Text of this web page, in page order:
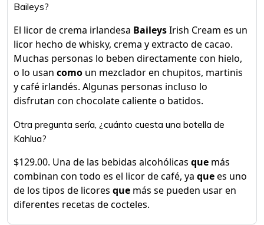
Baileys?
El licor de crema irlandesa BaileysIrish Cream es un
licor hecho de whisky, crema y extracto de cacao.
Muchas personas lo beben directamente con hielo,
o lo usan como un mezclador en chupitos, martinis
y café irlandés. Algunas personas incluso lo
disfrutan con chocolate caliente o batidos.
Otra pregunta sería, ¿cuánto cuesta una botella de
Kahlua?
$129.00. Una de las bebidas alcohólicas que más
combinan con todo es el licor de café, ya quees uno
de los tipos de licores que más se pueden usar en
diferentes recetas de cocteles.